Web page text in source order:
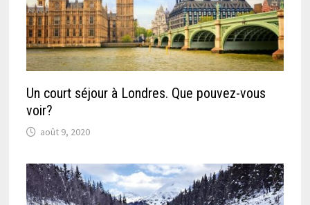
Un court séjour à Londres. Que pouvez-vous
voir?
août 9, 2020